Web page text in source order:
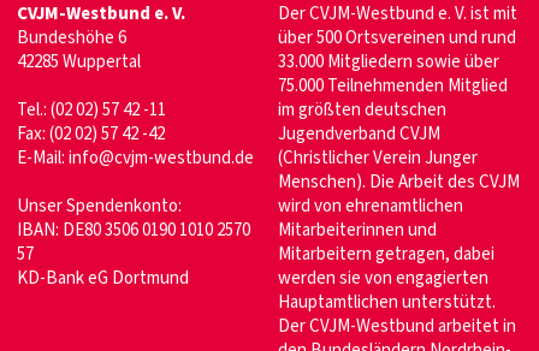
CVJM-Westbund e. V.
Bundeshöhe 6
42285 Wuppertal
Tel.: (02 02) 57 42 -11
Fax: (02 02) 57 42 -42
E-Mail:info@cvjm-westbund.de
Unser Spendenkonto:
IBAN: DE80 3506 0190 1010 2570
57
KD-Bank eG Dortmund
Der CVJM-Westbund e. V. ist mit
über 500 Ortsvereinen und rund
33.000 Mitgliedern sowie über
75.000 Teilnehmenden Mitglied
im größten deutschen
Jugendverband CVJM
(Christlicher Verein Junger
Menschen). Die Arbeit des CVJM
wird von ehrenamtlichen
Mitarbeiterinnen und
Mitarbeitern getragen, dabei
werden sie von engagierten
Hauptamtlichen unterstützt.
Der CVJM-Westbund arbeitet in